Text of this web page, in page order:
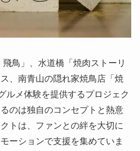
鳥」、水道橋「焼肉ストーリ
、南青山の隠れ家焼鳥店「焼
ルメ体験を提供するプロジェク
のは独自のコンセプトと熱意
トは、ファンとの絆を大切に
ーションで支援を集めていま